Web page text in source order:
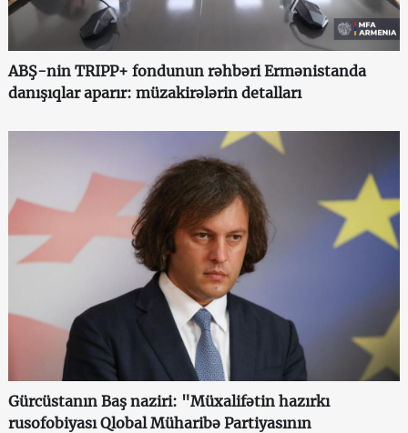
ABŞ-nin TRIPP+ fondunun rəhbəri Ermənistanda
danışıqlar aparır: müzakirələrin detalları
Gürcüstanın Baş naziri: "Müxalifətin hazırkı
rusofobiyası Qlobal Müharibə Partiyasının